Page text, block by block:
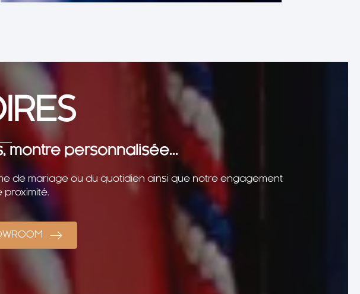
montre personnalisée...
de mariage ou du quotidien ainsi que notre engagement